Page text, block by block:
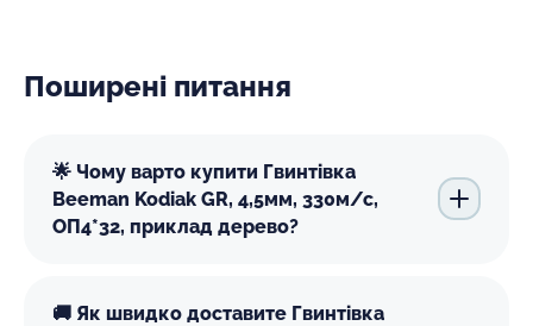
Поширені питання
🌟 Чому варто купити Гвинтівка
Beeman Kodiak GR, 4,5мм, 330м/с,
ОП4*32, приклад дерево?
🚚 Як швидко доставите Гвинтівка